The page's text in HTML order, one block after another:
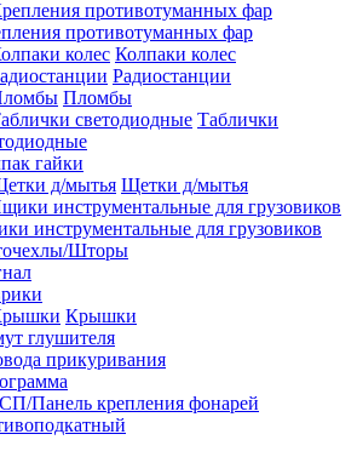
противотуманных фар
Колпаки колес
Радиостанции
Пломбы
Таблички
гайки
Щетки д/мытья
инструментальные для грузовиков
Шторы
Крышки
глушителя
прикуривания
Панель крепления фонарей